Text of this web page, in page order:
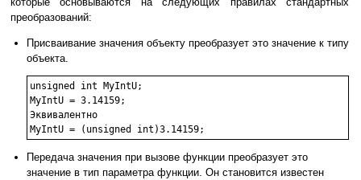
преобразований:
Присваивание значения объекту преобразует это значение к типу
объекта.
unsigned int MyIntU;
MyIntU = 3.14159;
Эквивалентно
Передача значения при вызове функции преобразует это
значение в тип параметра функции. Он становится известен